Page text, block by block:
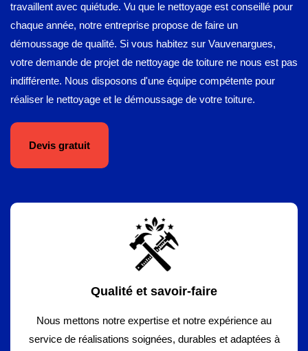
travaillent avec quiétude. Vu que le nettoyage est conseillé pour
chaque année, notre entreprise propose de faire un
démoussage de qualité. Si vous habitez sur Vauvenargues,
votre demande de projet de nettoyage de toiture ne nous est pas
indifférente. Nous disposons d'une équipe compétente pour
réaliser le nettoyage et le démoussage de votre toiture.
Devis gratuit
Qualité et savoir-faire
Nous mettons notre expertise et notre expérience au
service de réalisations soignées, durables et adaptées à